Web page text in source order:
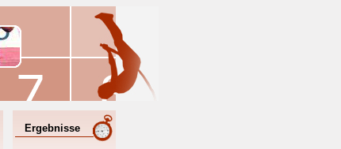
Ergebnisse